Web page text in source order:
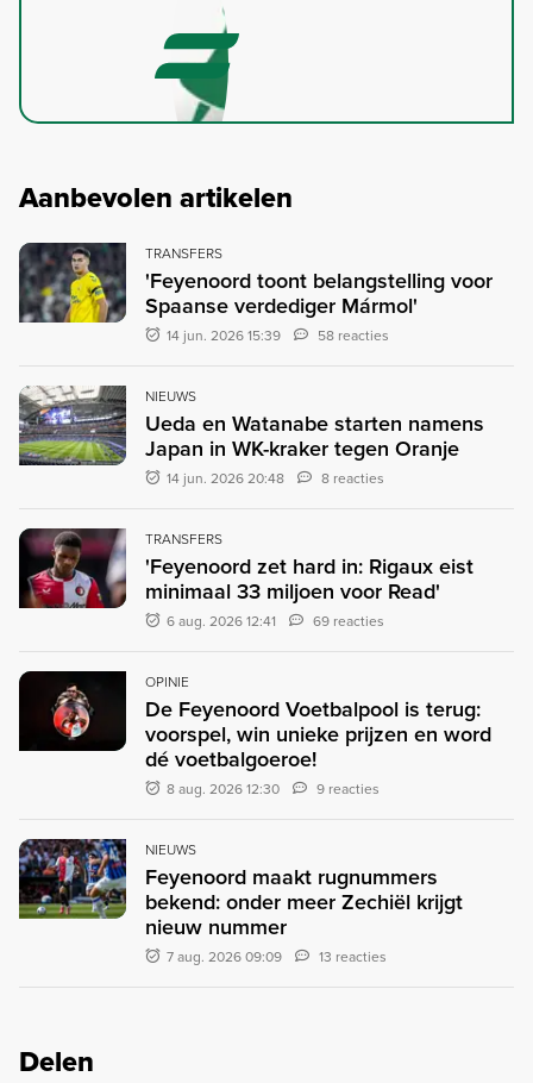
Aanbevolen artikelen
TRANSFERS
'Feyenoord toont belangstelling voor
Spaanse verdediger Mármol'
14 jun. 2026 15:39 58 reacties
NIEUWS
Ueda en Watanabe starten namens
Japan in WK-kraker tegen Oranje
14 jun. 2026 20:48 8 reacties
TRANSFERS
'Feyenoord zet hard in: Rigaux eist
minimaal 33 miljoen voor Read'
6 aug. 2026 12:41 69 reacties
OPINIE
De Feyenoord Voetbalpool is terug:
voorspel, win unieke prijzen en word
dé voetbalgoeroe!
8 aug. 2026 12:30 9 reacties
NIEUWS
Feyenoord maakt rugnummers
bekend: onder meer Zechiël krijgt
nieuw nummer
7 aug. 2026 09:09 13 reacties
Delen